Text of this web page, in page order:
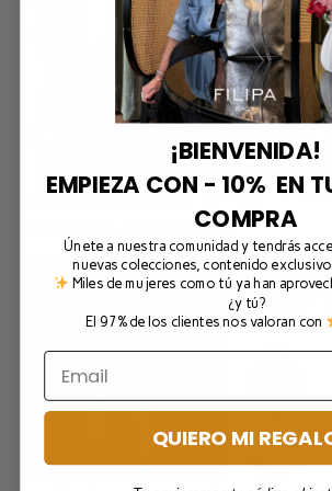
Pañoletas a los hombros
¡BIENVENIDA!
EMPIEZA CON - 10% EN
COMPRA
Únete a nuestra comunidad y tendrás
nuevas colecciones, contenido exclusivo
Miles de mujeres como tú ya han
¿y tú?
El 97% de los clientes nos valoran con
QUIERO MI